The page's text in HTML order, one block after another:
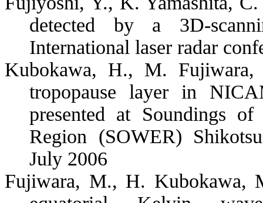
detected by a 3D-
International laser radar
Kubokawa, H., M.
tropopause layer in
presented at Soundings
Region (SOWER)
July 2006
Fujiwara, M., H. Kubokawa,